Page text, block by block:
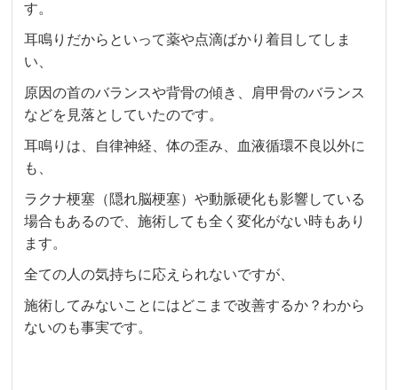
す。
耳鳴りだからといって薬や点滴ばかり着目してしま
い、
原因の首のバランスや背骨の傾き、肩甲骨のバランス
などを見落としていたのです。
耳鳴りは、自律神経、体の歪み、血液循環不良以外に
も、
ラクナ梗塞（隠れ脳梗塞）や動脈硬化も影響している
場合もあるので、施術しても全く変化がない時もあり
ます。
全ての人の気持ちに応えられないですが、
施術してみないことにはどこまで改善するか？わから
ないのも事実です。